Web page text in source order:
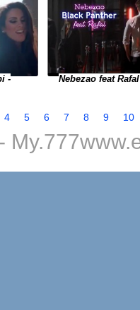
-
Nebezao feat
4 5 6 7 8 9 10